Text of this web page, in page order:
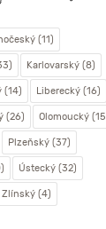
(11)
Karlovarský (8)
(14) Liberecký (16)
(26) Olomoucký
Plzeňský (37)
Ústecký (32)
Zlínský (4)